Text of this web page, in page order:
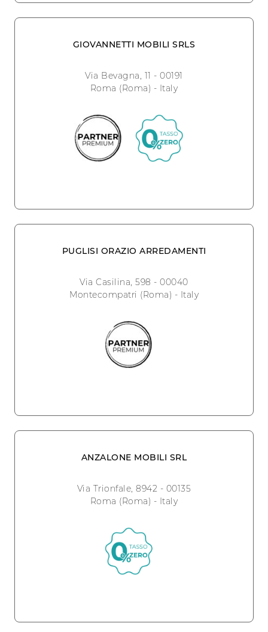
GIOVANNETTI MOBILI SRLS
Via Bevagna, 11 - 00191
Roma (Roma) - Italy
PUGLISI ORAZIO ARREDAMENTI
Via Casilina, 598 - 00040
Montecompatri (Roma) - Italy
ANZALONE MOBILI SRL
Via Trionfale, 8942 - 00135
Roma (Roma) - Italy